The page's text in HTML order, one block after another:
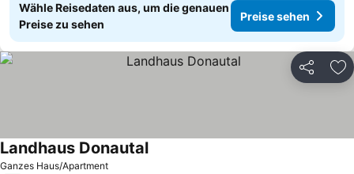
Wähle Reisedaten aus, um die genauen
Preise zu sehen
Preise sehen
Teilen
Ganzes Haus/Apartment
Landhaus Donautal